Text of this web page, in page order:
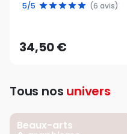
5/5 (6 avis)
34,50 €
Tous nos univers
Beaux-arts